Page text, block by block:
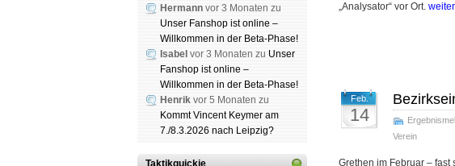
Hermann vor 3 Monaten zu
Unser Fanshop ist online –
Willkommen in der Beta-Phase!
Isabel vor 3 Monaten zu Unser
Fanshop ist online –
Willkommen in der Beta-Phase!
Henrik vor 5 Monaten zu
Kommt Vincent Keymer am
7./8.3.2026 nach Leipzig?
Taktikquickie
„Analysator“ vor Ort.
Feb.
14
Verein
Grethen im Februar – fast